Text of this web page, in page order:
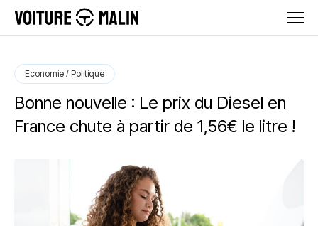
Economie / Politique
Bonne nouvelle : Le prix du Diesel en
France chute à partir de 1,56€ le litre !